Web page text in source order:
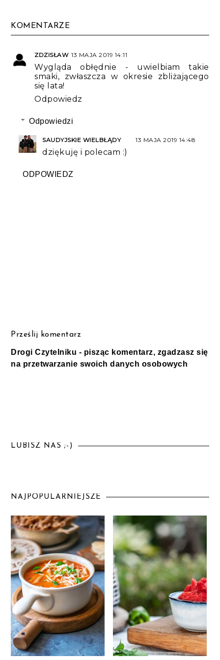
KOMENTARZE
ZDZISŁAW 13 MAJA 2019 14:11
Wygląda obłędnie - uwielbiam takie
smaki, zwłaszcza w okresie zbliżającego
się lata!
Odpowiedz
Odpowiedzi
SAUDYJSKIE WIELBŁĄDY 13 MAJA 2019 14:48
dziękuję i polecam :)
ODPOWIEDZ
Prześlij komentarz
Drogi Czytelniku - pisząc komentarz, zgadzasz się
na przetwarzanie swoich danych osobowych
LUBISZ NAS ;-)
NAJPOPULARNIEJSZE